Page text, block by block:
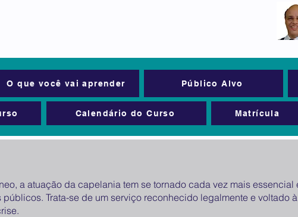
O que você vai aprender Público Alvo
Calendário do Curso Matrícula
a atuação da capelania tem se tornado cada vez mais
Trata-se de um serviço reconhecido legalmente e voltado